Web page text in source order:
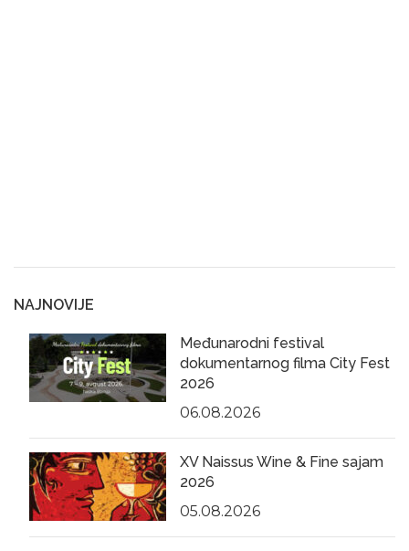
NAJNOVIJE
Međunarodni festival
dokumentarnog filma City Fest
2026
06.08.2026
XV Naissus Wine & Fine sajam
2026
05.08.2026